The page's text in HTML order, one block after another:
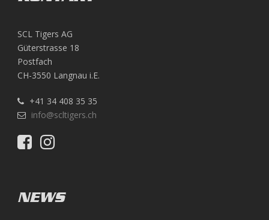
SCL Tigers AG
Güterstrasse 18
Postfach
CH-3550 Langnau i.E.
+41 34 408 35 35
info@scltigers.ch
NEWS